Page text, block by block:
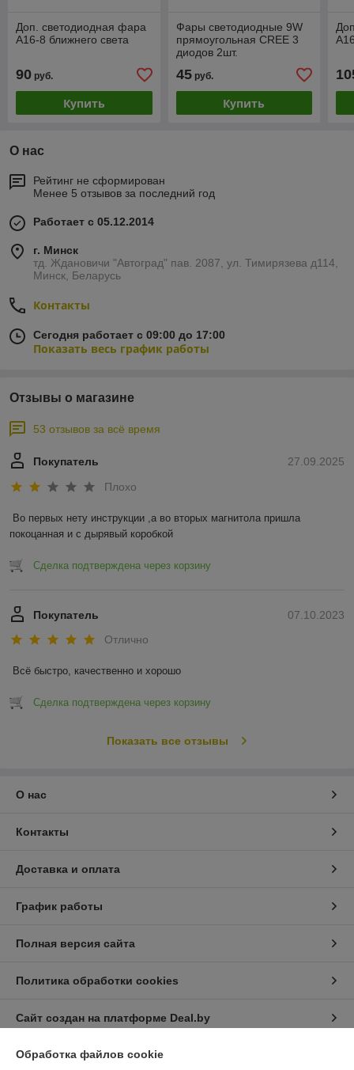
Доп. светодиодная фара
A16-8 ближнего света
90 руб.
Купить
Фары светодиодные 9W
прямоугольная CREE 3
диодов 2шт.
45руб.
Купить
О нас
Рейтинг не сформирован
Менее 5 отзывов за последний год
Работает с 05.12.2014
г. Минск
тд. Ждановичи "Автоград" пав. 2087, ул. Тимирязева д114,
Минск, Беларусь
Контакты
Сегодня работает с 09:00 до 17:00
Показать весь график работы
Отзывы о магазине
53 отзывов за всё время
27.09.2025
Покупатель
Плохо
Во первых нету инструкции ,а во вторых магнитола пришла
покоцанная и с дырявый коробкой
Сделка подтверждена через корзину
07.10.2023
Покупатель
Отлично
Всё быстро, качественно и хорошо
Сделка подтверждена через корзину
Показать все отзывы
О нас
Контакты
Доставка и оплата
График работы
Полная версия сайта
Политика обработки cookies
Сайт создан на платформе Deal.by
Обработка файлов cookie